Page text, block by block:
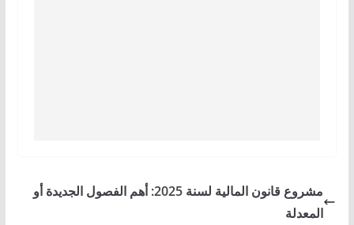
مشروع قانون المالية لسنة 2025: أهم الفصول الجديدة أو
المعدلة